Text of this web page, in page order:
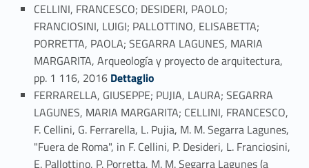
CELLINI, FRANCESCO; DESIDERI, PAOLO;
FRANCIOSINI, LUIGI; PALLOTTINO, ELISABETTA;
PORRETTA, PAOLA; SEGARRA LAGUNES, MARIA
MARGARITA, Arqueología y proyecto de arquitectura,
pp. 1 116, 2016 Link identifier #identifier_person_159685-31
Dettaglio
FERRARELLA, GIUSEPPE; PUJIA, LAURA; SEGARRA
LAGUNES, MARIA MARGARITA; CELLINI, FRANCESCO,
F. Cellini, G. Ferrarella, L. Pujia, M. M. Segarra Lagunes,
"Fuera de Roma", in F. Cellini, P. Desideri, L. Franciosini,
E. Pallottino, P. Porretta, M. M. Segarra Lagunes (a